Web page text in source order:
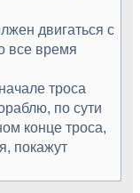
двигаться с
все время
троса
по сути
конце троса,
покажут